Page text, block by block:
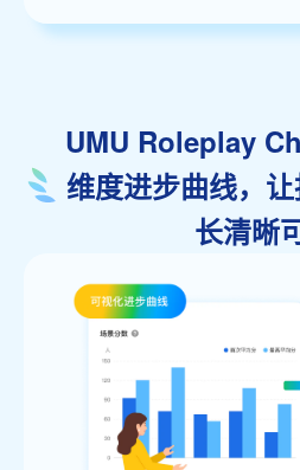
UMU Roleplay
维度进步曲线，
长清晰